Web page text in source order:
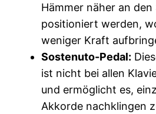
Hämmer näher an den
positioniert werden,
weniger Kraft
Sostenuto-Pedal:
ist nicht bei allen
und ermöglicht es,
Akkorde nachklingen